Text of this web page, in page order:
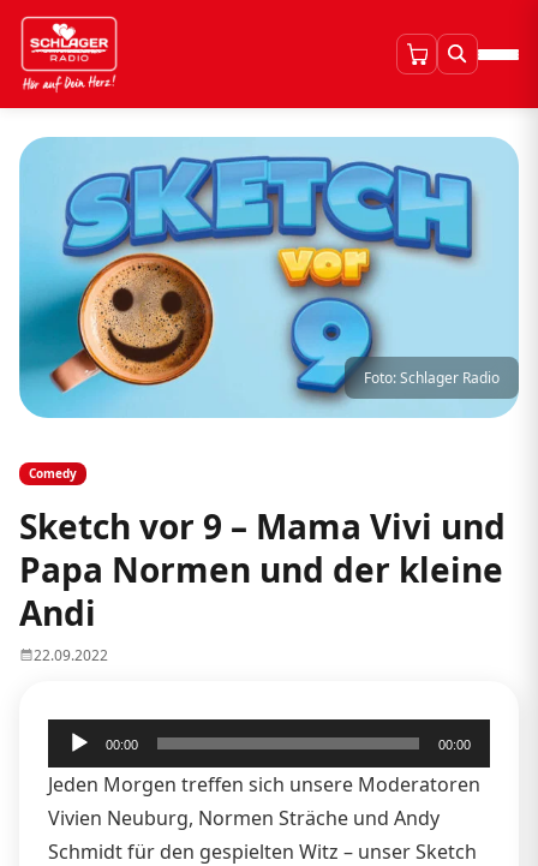
Foto: Schlager Radio
Comedy
Sketch vor 9 – Mama Vivi und
Papa Normen und der kleine
Andi
22.09.2022
Audio-
Player
00:00 00:00
Jeden Morgen treffen sich unsere Moderatoren
Vivien Neuburg, Normen Sträche und Andy
Schmidt für den gespielten Witz – unser Sketch